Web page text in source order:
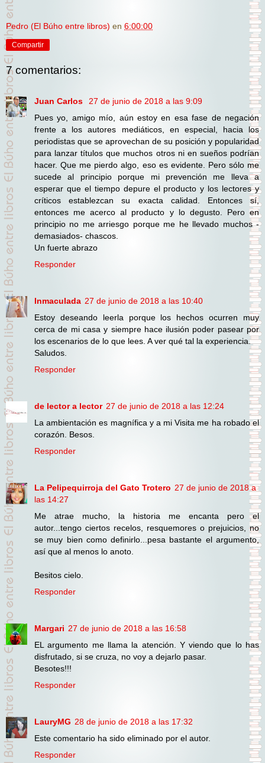
Pedro (El Búho entre libros) en 6:00:00
Compartir
7 comentarios:
Juan Carlos
27 de junio de 2018 a las 9:09
Pues yo, amigo mío, aún estoy en esa fase de negación
frente a los autores mediáticos, en especial, hacia los
periodistas que se aprovechan de su posición y popularidad
para lanzar títulos que muchos otros ni en sueños podrían
hacer. Que me pierdo algo, eso es evidente. Pero sólo me
sucede al principio porque mi prevención me lleva a
esperar que el tiempo depure el producto y los lectores y
críticos establezcan su exacta calidad. Entonces sí,
entonces me acerco al producto y lo degusto. Pero en
principio no me arriesgo porque me he llevado muchos -
demasiados- chascos.
Un fuerte abrazo
Responder
Inmaculada 27 de junio de 2018 a las 10:40
Estoy deseando leerla porque los hechos ocurren muy
cerca de mi casa y siempre hace ilusión poder pasear por
los escenarios de lo que lees. A ver qué tal la experiencia.
Saludos.
Responder
de lector a lector 27 de junio de 2018 a las 12:24
La ambientación es magnífica y a mi Visita me ha robado el
corazón. Besos.
Responder
La Pelipequirroja del Gato Trotero 27 de junio de 2018 a
las 14:27
Me atrae mucho, la historia me encanta pero el
autor...tengo ciertos recelos, resquemores o prejuicios, no
se muy bien como definirlo...pesa bastante el argumento,
así que al menos lo anoto.
Besitos cielo.
Responder
Margari 27 de junio de 2018 a las 16:58
EL argumento me llama la atención. Y viendo que lo has
disfrutado, si se cruza, no voy a dejarlo pasar.
Besotes!!!
Responder
LauryMG 28 de junio de 2018 a las 17:32
Este comentario ha sido eliminado por el autor.
Responder